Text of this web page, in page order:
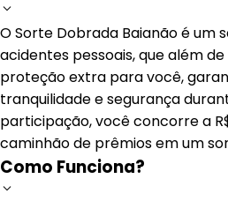
O Sorte Dobrada Baianão é um
acidentes pessoais, que além
proteção extra para você,
tranquilidade e segurança
participação, você concorre a
caminhão de prêmios em um
Como Funciona?